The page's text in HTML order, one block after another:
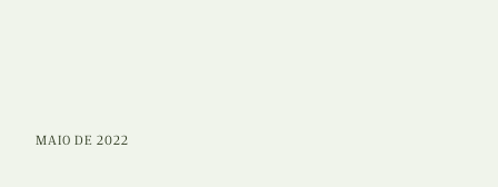
MAIO DE 2022